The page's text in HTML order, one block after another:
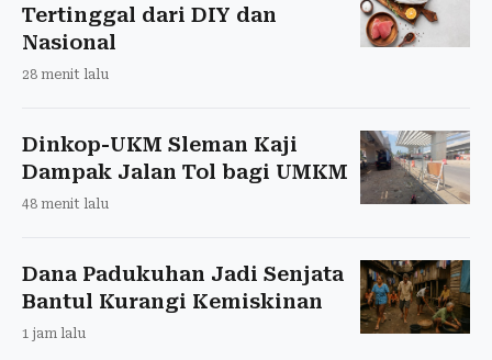
Tertinggal dari DIY dan
Nasional
28 menit lalu
Dinkop-UKM Sleman Kaji
Dampak Jalan Tol bagi UMKM
48 menit lalu
Dana Padukuhan Jadi Senjata
Bantul Kurangi Kemiskinan
1 jam lalu